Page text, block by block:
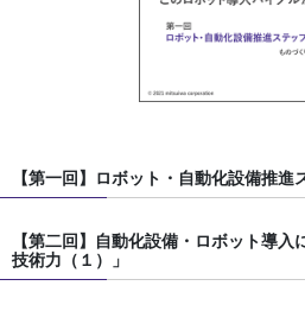
【第一回】ロボット・自動化設備推進
【第二回】自動化設備・ロボット導
技術力（１）」